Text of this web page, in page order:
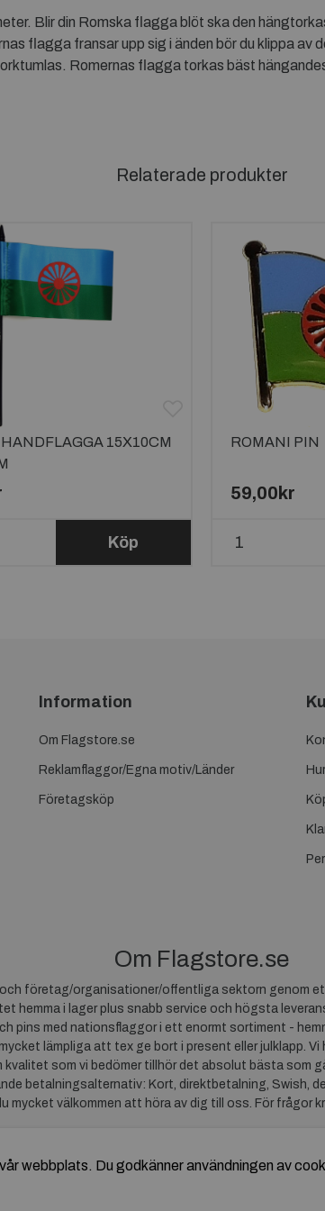
Blir din Romska flagga blöt ska den
flagga fransar upp sig i änden bör du klippa
Romernas flagga torkas bäst
Relaterade produkter
15X10CM
Köp
ROMANI PIN
59,00kr
Information
Om Flagstore.se
Reklamflaggor/Egna motiv/Länder
Företagsköp
Om Flagstore.se
företag/organisationer/offentliga sektorn genom
i lager plus snabb service och högsta
pins med nationsflaggor i ett enormt sortiment -
lämpliga att tex ge bort i present eller julklapp.
som vi bedömer tillhör det absolut bästa som
betalningsalternativ: Kort, direktbetalning, Swish,
mycket välkommen att höra av dig till oss. För frågor
webbplats. Du godkänner användningen av